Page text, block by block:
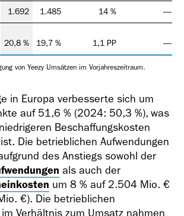
1.692 1.485 14 % —
20,8 % 19,7 % 1,1 PP —
von Yeezy Umsätzen im Vorjahreszeitraum.
in Europa verbesserte sich um
auf 51,6 % (2024: 50,3 %), was
Beschaffungskosten
Die betrieblichen Aufwendungen
des Anstiegs sowohl der
als auch der
um 8 % auf2.504 Mio. €
€). Die betrieblichen
Verhältnis zum Umsatz nahmen